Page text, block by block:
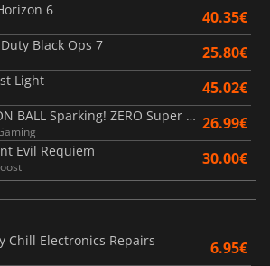
6 40.35€
Black Ops 7 25.80€
Light 45.02€
DRAGON BALL Sparking! ZERO Super Limit Breaking NEO 26.99€
Evil Requiem 30.00€
Chill Electronics Repairs
6.95€